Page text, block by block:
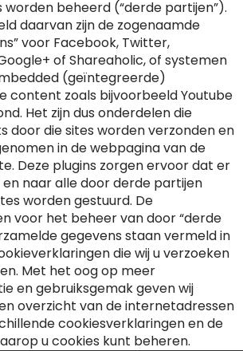
worden beheerd (“derde partijen”).
daarvan zijn de zogenaamde
voor Facebook, Twitter,
of Shareaholic, of systemen
(geïntegreerde)
content zoals bijvoorbeeld Youtube
Het zijn dus onderdelen die
door die sites worden verzonden en
in de webpagina van de
Deze plugins zorgen ervoor dat er
en naar alle door derde partijen
worden gestuurd. De
voor het beheer van door “derde
gegevens staan vermeld in
die wij u verzoeken
Met het oog op meer
en gebruiksgemak geven wij
overzicht van de internetadressen
cookiesverklaringen en de
u cookies kunt beheren.